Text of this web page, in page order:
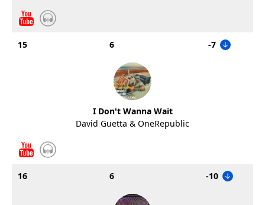
15 6 -7
I Don't Wanna Wait
David Guetta & OneRepublic
16 6 -10